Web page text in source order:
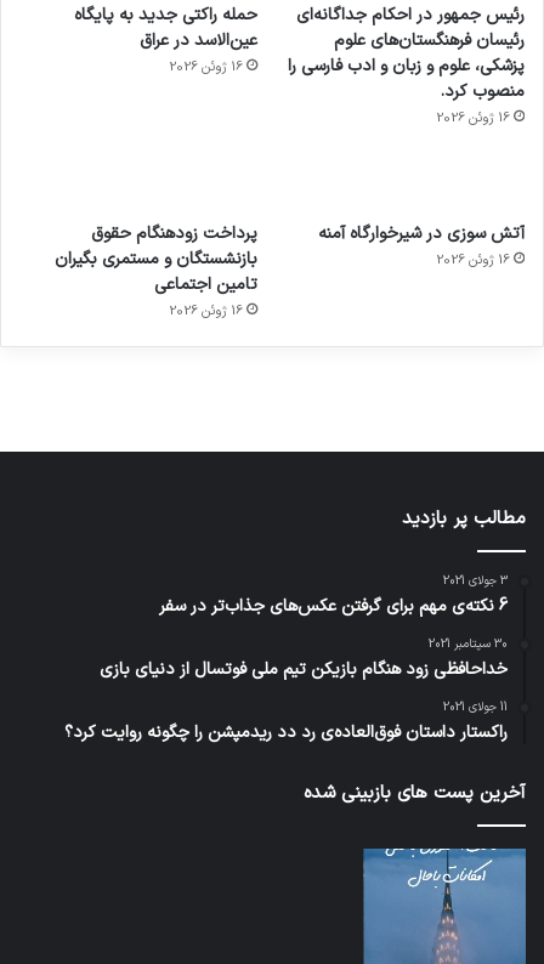
رئیس جمهور در احکام جداگانه‌ای
رئیسان فرهنگستان‌های علوم
پزشکی، علوم و زبان و ادب فارسی را
منصوب کرد.
16 ژوئن 2026
حمله راکتی جدید به پایگاه
عین‌الاسد در عراق
16 ژوئن 2026
آتش سوزی در شیرخوارگاه آمنه
16 ژوئن 2026
پرداخت زودهنگام حقوق
بازنشستگان و مستمری بگیران
تامین اجتماعی
16 ژوئن 2026
برای
کشف
توسط
مجازی
…
ساعت
هوشمند
با طعم
توسط
ژاکت
در
های
2023
توسط
مطالب پر بازدید
3 جولای 2021
6 نکته‌ی مهم برای گرفتن عکس‌های جذاب‌تر در سفر
30 سپتامبر 2021
خداحافظی زود هنگام بازیکن تیم ملی فوتسال از دنیای بازی
11 جولای 2021
راکستار داستان فوق‌العاده‌ی رد دد ریدمپشن را چگونه روایت کرد؟
آخرین پست های بازبینی شده